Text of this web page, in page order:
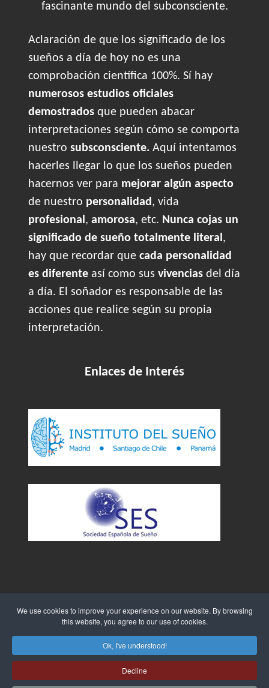
We use cookies to improve your experience on our website. By browsing
this website, you agree to our use of cookies.
Ok, I've understood!
Decline
fascinante mundo del subconsciente.
Aclaración de que los significado de los
sueños a día de hoy no es una
comprobación científica 100%. Sí hay
numerosos estudios oficiales
demostrados que pueden abacar
interpretaciones según cómo se comporta
nuestro subsconsciente. Aquí intentamos
hacerles llegar lo que los sueños pueden
hacernos ver para mejorar algún aspecto
de nuestro personalidad, vida
profesional, amorosa, etc. Nunca cojas un
significado de sueño totalmente literal,
hay que recordar que cada personalidad
es diferente así como sus vivencias del día
a día. El soñador es responsable de las
acciones que realice según su propia
interpretación.
Enlaces de Interés